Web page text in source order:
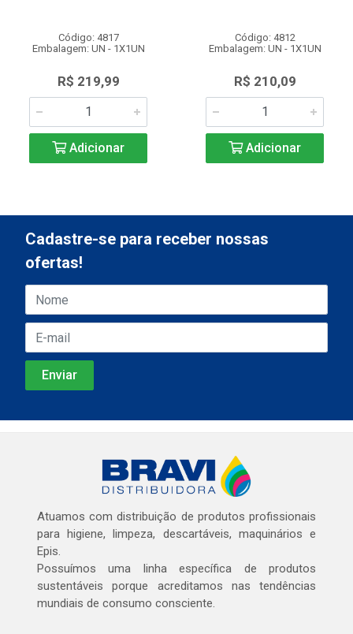
Código: 4817
Embalagem: UN - 1X1UN
R$ 219,99
Adicionar
Código: 4812
Embalagem: UN - 1X1UN
R$ 210,09
Adicionar
Cadastre-se para receber nossas
ofertas!
Atuamos com distribuição de produtos profissionais
para higiene, limpeza, descartáveis, maquinários e
Epis.
Possuímos uma linha específica de produtos
sustentáveis porque acreditamos nas tendências
mundiais de consumo consciente.